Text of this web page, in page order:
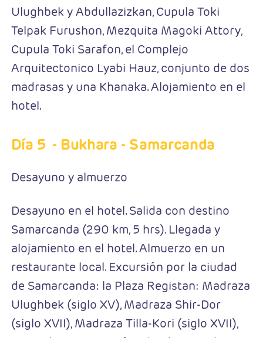
Ulughbek y Abdullazizkan, Cupula Toki
Telpak Furushon, Mezquita Magoki Attory,
Cupula Toki Sarafon, el Complejo
Arquitectonico Lyabi Hauz, conjunto de dos
madrasas y una Khanaka. Alojamiento en el
hotel.
Día 5 - Bukhara - Samarcanda
Desayuno y almuerzo
Desayuno en el hotel. Salida con destino
Samarcanda (290 km, 5 hrs). Llegada y
alojamiento en el hotel. Almuerzo en un
restaurante local. Excursión por la ciudad
de Samarcanda: la Plaza Registan: Madraza
Ulughbek (siglo XV), Madraza Shir-Dor
(siglo XVII), Madraza Tilla-Kori (siglo XVII),